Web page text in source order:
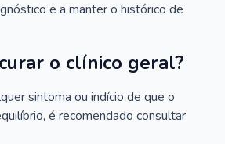
e a manter o histórico de
o clínico geral?
sintoma ou indício de que o
é recomendado consultar